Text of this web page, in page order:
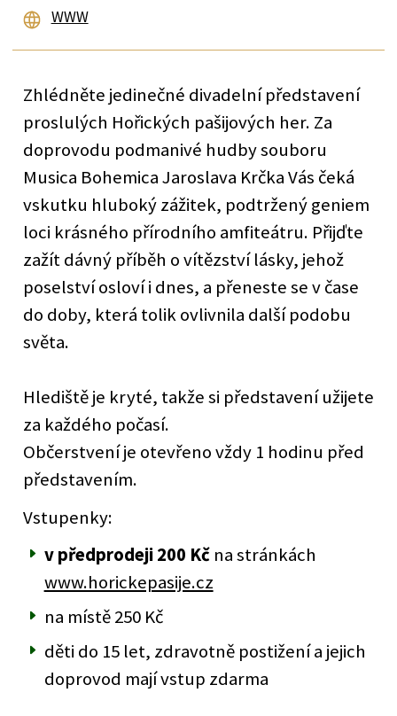
WWW
Zhlédněte jedinečné divadelní představení
proslulých Hořických pašijových her. Za
doprovodu podmanivé hudby souboru
Musica Bohemica Jaroslava Krčka Vás čeká
vskutku hluboký zážitek, podtržený geniem
loci krásného přírodního amfiteátru. Přijďte
zažít dávný příběh o vítězství lásky, jehož
poselství osloví i dnes, a přeneste se v čase
do doby, která tolik ovlivnila další podobu
světa.
Hlediště je kryté, takže si představení užijete
za každého počasí.
Občerstvení je otevřeno vždy 1 hodinu před
představením.
Vstupenky:
v předprodeji 200 Kčna stránkách
www.horickepasije.cz
na místě 250 Kč
děti do 15 let, zdravotně postižení a jejich
doprovod mají vstup zdarma